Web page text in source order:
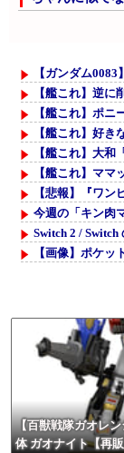
【ガンダム
【艦これ】逆
【艦これ】ポニ
【艦これ】好き
【艦これ】大
【艦これ】ママ
【悲報】『ワ
今週の「キン肉
Switch 2 / Switch
【画像】ポケ
【百獣戦隊ガオレ
体 ガオナイト【再